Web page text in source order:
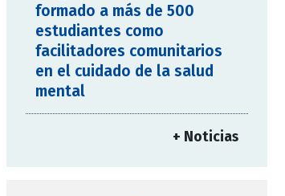
formado a más de 500
estudiantes como
facilitadores comunitarios
en el cuidado de la salud
mental
+ Noticias